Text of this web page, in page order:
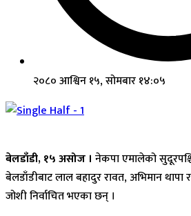
२०८० आश्विन १५, सोमबार १४:०५
बेलडाँडी, १५ असोज । नेकपा एमालेको
बेलडाँडीबाट लाल बहादुर रावत, अभिमान थापा
जोशी निर्वाचित भएका छन् ।